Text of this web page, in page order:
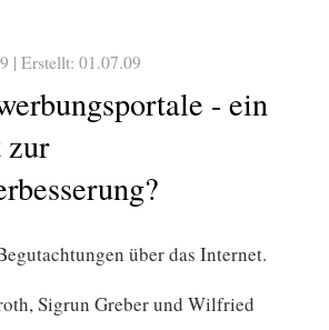
| Erstellt: 01.07.09
- ein
zur
über das Internet.
Sigrun Greber und Wilfried